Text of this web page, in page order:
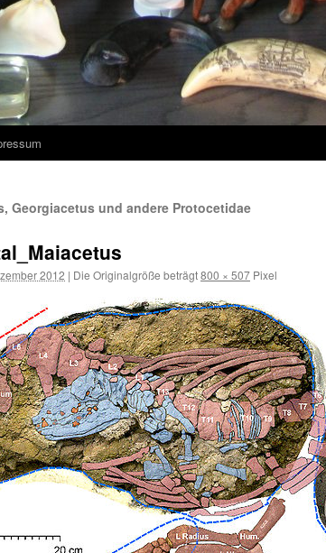
Georgiacetus und andere Protocetidae
2012 | Die Originalgröße beträgt800 × 507 Pixel